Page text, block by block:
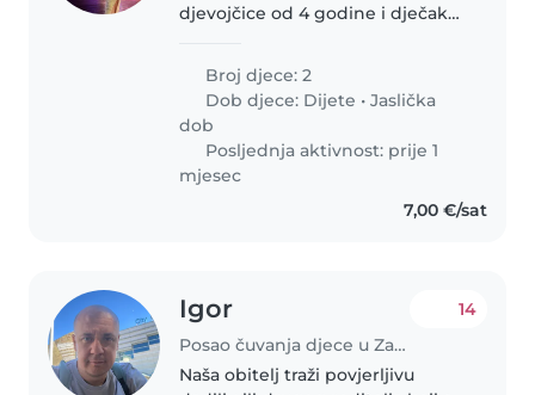
djevojčice od 4 godine i dječaka
do 14:00 od pon do pet.
Slobodno me kontaktirajte da..
Broj djece: 2
Dob djece: Dijete •Jaslička
dob
Posljednja aktivnost: prije 1
mjesec
7,00 €/sat
Igor
Posao čuvanja djece u Zadar
14
Naša obitelj traži povjerljivu